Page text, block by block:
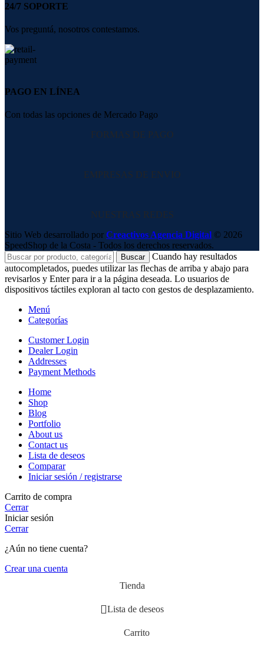
24/7 SOPORTE
Vos preguntá, nosotros contestamos.
PAGO EN LÍNEA
Con todas las opciones de Mercado Pago
FORMAS DE PAGO
EMPRESAS DE ENVIO
NUESTRAS REDES
Sitio Web desarrollado por Creactivos Agencia Digital © 2026
SpeedShop de la Costa - Todos los derechos reservados.
Buscar
Cuando hay resultados
autocompletados, puedes utilizar las flechas de arriba y abajo para
revisarlos y Enter para ir a la página deseada. Lo usuarios de
dispositivos táctiles exploran al tacto con gestos de desplazamiento.
Menú
Categorías
Customer Login
Dealer Login
Addresses
Payment Methods
Home
Shop
Blog
Portfolio
About us
Contact us
Lista de deseos
Comparar
Iniciar sesión / registrarse
Carrito de compra
Cerrar
Iniciar sesión
Cerrar
¿Aún no tiene cuenta?
Crear una cuenta
Tienda
Lista de deseos
Carrito